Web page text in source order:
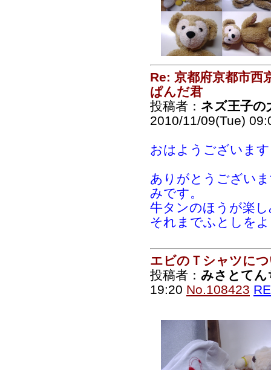
Re: 京都府京都市西
ぱんだ君
投稿者： ネズ王子の
2010/11/09(Tue)
おはようございま
ありがとうござい
みです。
牛タンのほうが楽
それまでふとしを
エビのＴシャツに
投稿者： みさとてん
19:20 No.108423